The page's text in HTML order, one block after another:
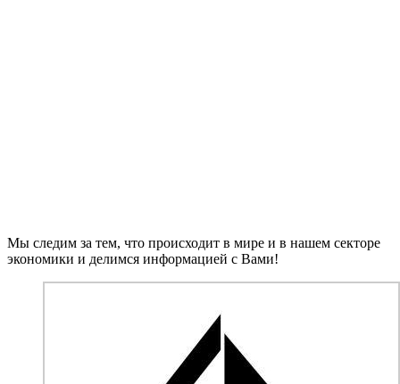
Мы следим за тем, что происходит в мире и в нашем секторе
экономики и делимся информацией с Вами!